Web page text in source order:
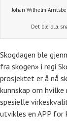
Johan Wilhelm
Det ble bl.a.
Skogdagen ble
fra skogen» i regi
prosjektet er å nå
kunnskap om
spesielle
utvikles en APP